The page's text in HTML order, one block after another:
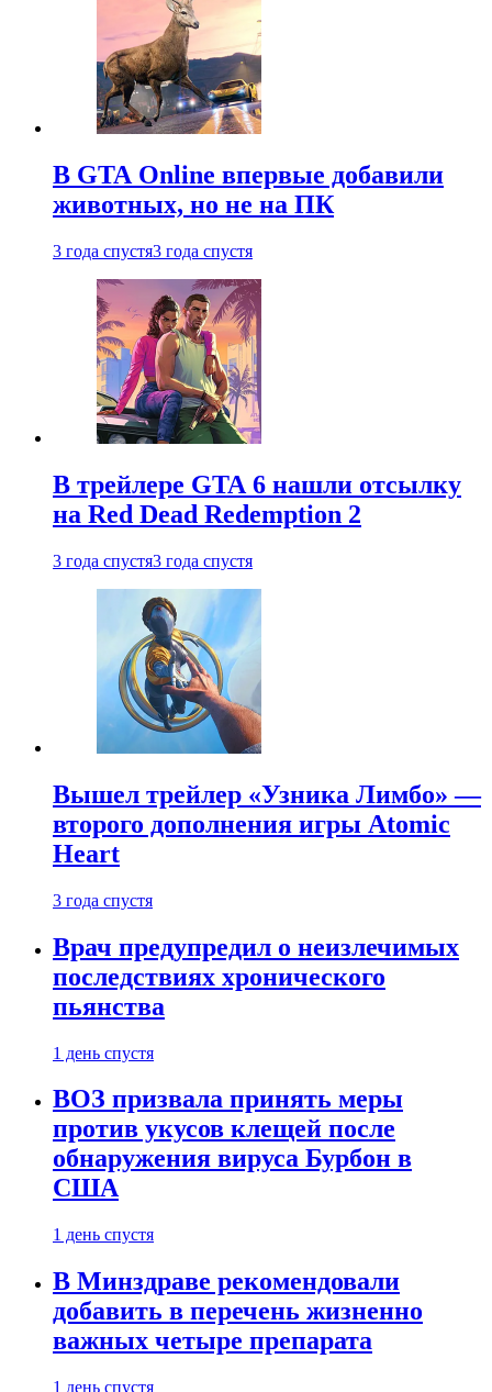
В GTA Online впервые добавили
животных, но не на ПК
3 года спустя3 года спустя
В трейлере GTA 6 нашли отсылку
на Red Dead Redemption 2
3 года спустя3 года спустя
Вышел трейлер «Узника Лимбо» —
второго дополнения игры Atomic
Heart
3 года спустя
Врач предупредил о неизлечимых
последствиях хронического
пьянства
1 день спустя
ВОЗ призвала принять меры
против укусов клещей после
обнаружения вируса Бурбон в
США
1 день спустя
В Минздраве рекомендовали
добавить в перечень жизненно
важных четыре препарата
1 день спустя